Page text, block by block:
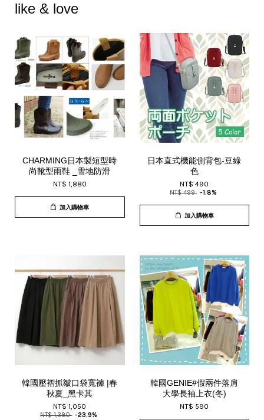
like & love
CHARMING日本製短型時
尚靴型雨鞋 _雪地防滑
NT$ 1,880
加入購物車
日本直式機能側背包-豆綠
色
NT$ 490
NT$ 499 -1.8%
加入購物車
韓國壓褶抓皺口袋寬褲 |春
秋夏_黑卡其
NT$ 1,050
NT$ 1,380 -23.9%
韓國GENIE#假兩件落肩
大學長袖上衣(冬)
NT$ 590